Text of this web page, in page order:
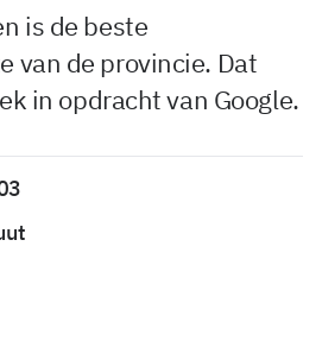
is de beste
van de provincie. Dat
in opdracht van Google.